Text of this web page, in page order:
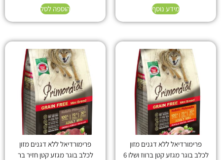
מידע נוסף
הוספה לסל
פרימורדיאל ללא דגנים מזון
לכלב בוגר מגזע קטן ברווז ושלו 6
פרימורדיאל ללא דגנים מזון
לכלב בוגר מגזע קטן חזיר בר